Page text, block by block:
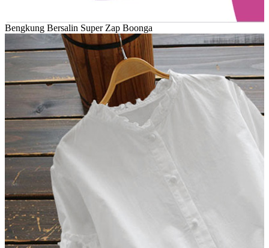
Bengkung Bersalin Super Zap Boonga